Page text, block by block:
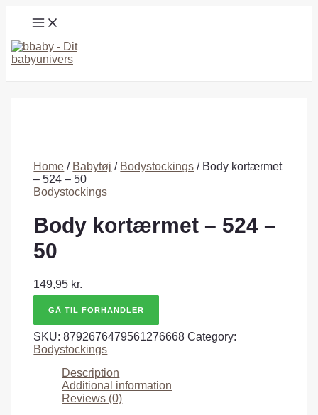
MAIN
MENU
Home / Babytøj / Bodystockings / Body kortærmet
– 524 – 50
Bodystockings
Body kortærmet – 524 –
50
149,95 kr.
GÅ TIL FORHANDLER
SKU:8792676479561276668 Category:
Bodystockings
Description
Additional information
Reviews (0)